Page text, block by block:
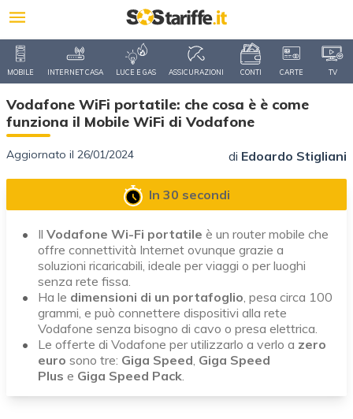
MOBILE INTERNET CASA LUCE E GAS ASSICURAZIONI CONTI CARTE TV
Vodafone WiFi portatile: che cosa è è come
funziona il Mobile WiFi di Vodafone
Aggiornato il 26/01/2024 di Edoardo Stigliani
In 30 secondi
Il Vodafone Wi-Fi portatile è un router mobile che
offre connettività Internet ovunque grazie a
soluzioni ricaricabili, ideale per viaggi o per luoghi
senza rete fissa.
Ha le dimensioni di un portafoglio, pesa circa 100
grammi, e può connettere dispositivi alla rete
Vodafone senza bisogno di cavo o presa elettrica.
Le offerte di Vodafone per utilizzarlo a verlo a zero
euro sono tre: Giga Speed, Giga Speed
Plus e Giga Speed Pack.